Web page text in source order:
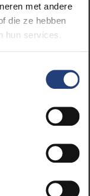
met andere
die ze hebben
hun services.